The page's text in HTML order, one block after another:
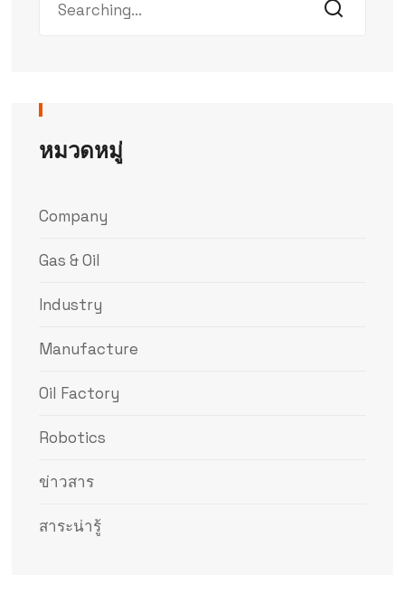
หมวดหมู่
Company
Gas & Oil
Industry
Manufacture
Oil Factory
Robotics
ข่าวสาร
สาระน่ารู้